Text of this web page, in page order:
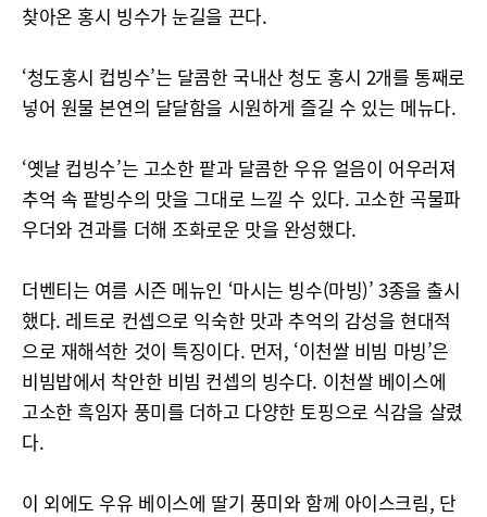
찾아온 홍시 빙수가 눈길을 끈다.
‘청도홍시 컵빙수’는 달콤한 국내산 청도 홍시 2개를 통째로
넣어 원물 본연의 달달함을 시원하게 즐길 수 있는 메뉴다.
‘옛날 컵빙수’는 고소한 팥과 달콤한 우유 얼음이 어우러져
추억 속 팥빙수의 맛을 그대로 느낄 수 있다. 고소한 곡물파
우더와 견과를 더해 조화로운 맛을 완성했다.
더벤티는 여름 시즌 메뉴인 ‘마시는 빙수(마빙)’ 3종을 출시
했다. 레트로 컨셉으로 익숙한 맛과 추억의 감성을 현대적
으로 재해석한 것이 특징이다. 먼저, ‘이천쌀 비빔 마빙’은
비빔밥에서 착안한 비빔 컨셉의 빙수다. 이천쌀 베이스에
고소한 흑임자 풍미를 더하고 다양한 토핑으로 식감을 살렸
다.
이 외에도 우유 베이스에 딸기 풍미와 함께 아이스크림, 단